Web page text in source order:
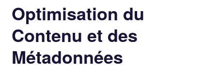
Optimisation du
Contenu et des
Métadonnées